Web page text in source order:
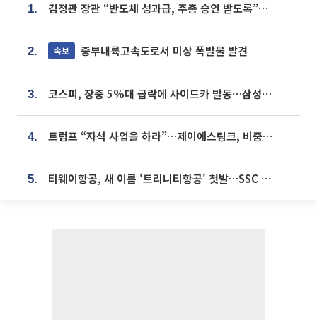
1. 김정관 장관 “반도체 성과급, 주총 승인 받도록”…상법·자본시장법 개정 시사
2. 속보 중부내륙고속도로서 미상 폭발물 발견
3. 코스피, 장중 5%대 급락에 사이드카 발동…삼성·SK 동반 폭락
4. 트럼프 “자석 사업을 하라”…제이에스링크, 비중국 영구자석 공급망 구축 속도
5. 티웨이항공, 새 이름 '트리니티항공' 첫발…SSC 전략 본격화